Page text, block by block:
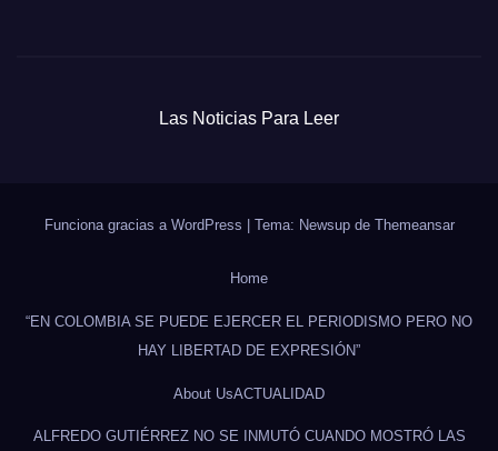
Las Noticias Para Leer
Funciona gracias a WordPress | Tema: Newsup de Themeansar
Home
“EN COLOMBIA SE PUEDE EJERCER EL PERIODISMO PERO NO
HAY LIBERTAD DE EXPRESIÓN”
About UsACTUALIDAD
ALFREDO GUTIÉRREZ NO SE INMUTÓ CUANDO MOSTRÓ LAS